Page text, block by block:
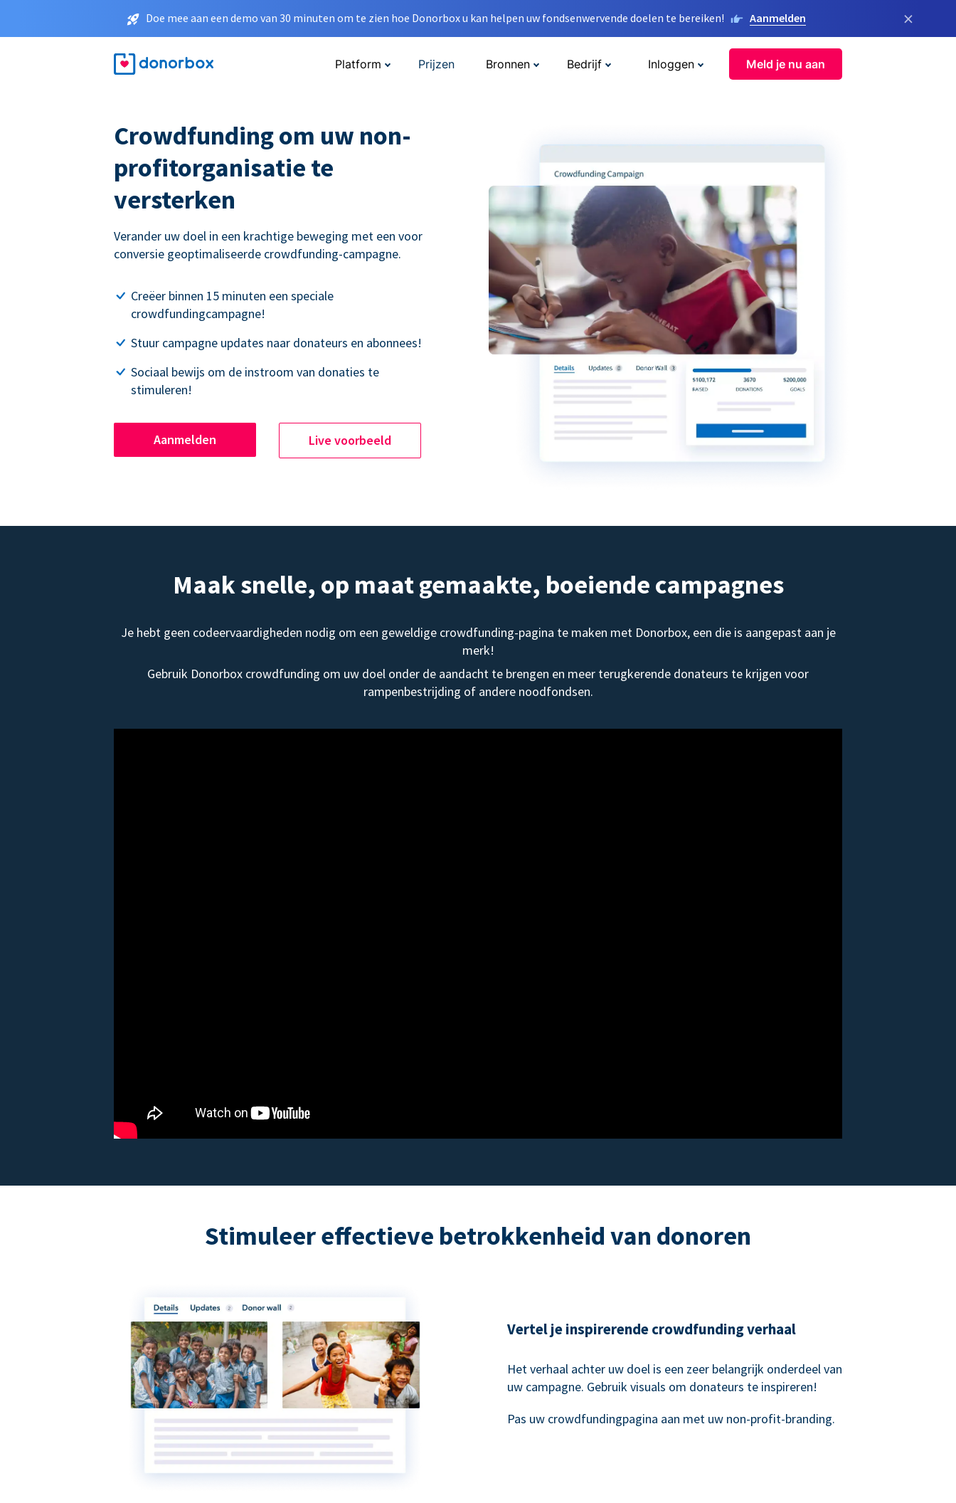
Doe mee aan een demo van 30 minuten om te zien hoe Donorbox u kan helpen uw fondsenwervende doelen te bereiken! Aanmelden ×
Platform Prijzen Bronnen Bedrijf Inloggen Meld je nu aan
Crowdfunding om uw non-
profitorganisatie te
versterken
Verander uw doel in een krachtige beweging met een voor
conversie geoptimaliseerde crowdfunding-campagne.
Creëer binnen 15 minuten een speciale
crowdfundingcampagne!
Stuur campagne updates naar donateurs en abonnees!
Sociaal bewijs om de instroom van donaties te
stimuleren!
Aanmelden Live voorbeeld
Maak snelle, op maat gemaakte, boeiende campagnes
Je hebt geen codeervaardigheden nodig om een geweldige crowdfunding-pagina te maken met Donorbox, een die is aangepast aan je
merk!
Gebruik Donorbox crowdfunding om uw doel onder de aandacht te brengen en meer terugkerende donateurs te krijgen voor
rampenbestrijding of andere noodfondsen.
Stimuleer effectieve betrokkenheid van donoren
Vertel je inspirerende crowdfunding verhaal
Het verhaal achter uw doel is een zeer belangrijk onderdeel van
uw campagne. Gebruik visuals om donateurs te inspireren!
Pas uw crowdfundingpagina aan met uw non-profit-branding.